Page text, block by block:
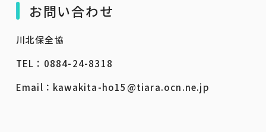
お問い合わせ
川北保全協
TEL：0884-24-8318
Email：kawakita-ho15@tiara.ocn.ne.jp